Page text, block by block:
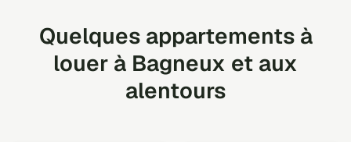
Quelques appartements à
louer à Bagneux et aux
alentours